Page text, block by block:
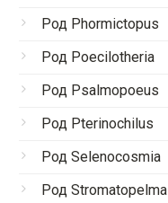
Род Phormictopus
Род Poecilotheria
Род Psalmopoeus
Род Pterinochilus
Род Selenocosmia
Род Stromatopelma